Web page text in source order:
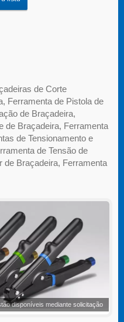
de Corte
Ferramenta de Pistola de
de Braçadeira,
de Braçadeira, Ferramenta
de Tensionamento e
de Tensão de
de Braçadeira, Ferramenta
para Braçadeiras de Plástico